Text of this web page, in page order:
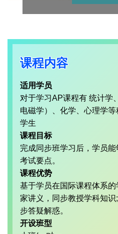
课程内容
适用学员
对于学习AP课程有 统计学
电磁学）、化学、心理学
学生
课程目标
完成同步班学习后，学员
考试要点。
课程优势
基于学员在国际课程体系
家讲义，同步教授学科知
步答疑解惑。
开设班型